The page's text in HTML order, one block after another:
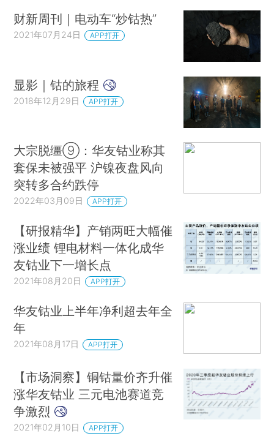
财新周刊｜电动车“炒钴热”
2021年07月24日 APP打开
显影｜钴的旅程
2018年12月29日 APP打开
大宗脱缰⑨：华友钴业称其
套保未被强平 沪镍夜盘风向
突转多合约跌停
2022年03月09日 APP打开
【研报精华】产销两旺大幅催
涨业绩 锂电材料一体化成华
友钴业下一增长点
2021年08月20日 APP打开
华友钴业上半年净利超去年全
年
2021年08月17日 APP打开
【市场洞察】铜钴量价齐升催
涨华友钴业 三元电池赛道竞
争激烈
2021年02月10日 APP打开